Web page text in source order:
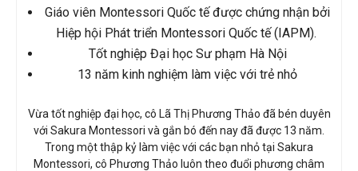
Giáo viên Montessori Quốc tế được chứng nhận bởi
Hiệp hội Phát triển Montessori Quốc tế (IAPM).
Tốt nghiệp Đại học Sư phạm Hà Nội
13 năm kinh nghiệm làm việc với trẻ nhỏ
Vừa tốt nghiệp đại học, cô Lã Thị Phương Thảo đã bén duyên
với Sakura Montessori và gắn bó đến nay đã được 13 năm.
Trong một thập kỷ làm việc với các bạn nhỏ tại Sakura
Montessori, cô Phương Thảo luôn theo đuổi phương châm